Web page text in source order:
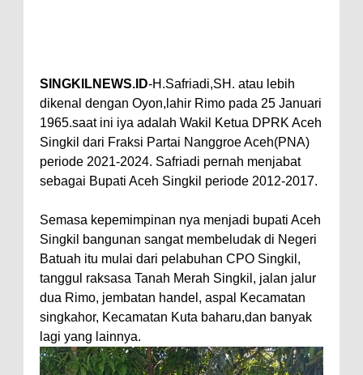
SINGKILNEWS.ID-H.Safriadi,SH. atau lebih
dikenal dengan Oyon,lahir Rimo pada 25 Januari
1965.saat ini iya adalah Wakil Ketua DPRK Aceh
Singkil dari Fraksi Partai Nanggroe Aceh(PNA)
periode 2021-2024. Safriadi pernah menjabat
sebagai Bupati Aceh Singkil periode 2012-2017.
Semasa kepemimpinan nya menjadi bupati Aceh
Singkil bangunan sangat membeludak di Negeri
Batuah itu mulai dari pelabuhan CPO Singkil,
tanggul raksasa Tanah Merah Singkil, jalan jalur
dua Rimo, jembatan handel, aspal Kecamatan
singkahor, Kecamatan Kuta baharu,dan banyak
lagi yang lainnya.